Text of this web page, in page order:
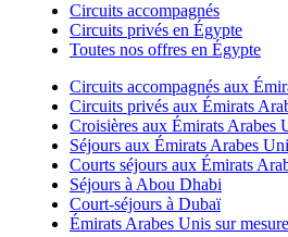
Circuits accompagnés
Circuits privés en Égypte
Toutes nos offres en Égypte
Circuits accompagnés aux
Circuits privés aux Émirats
Croisières aux Émirats Arabes
Séjours aux Émirats Arabes
Courts séjours aux Émirats
Séjours à Abou Dhabi
Court-séjours à Dubaï
Émirats Arabes Unis sur mesure